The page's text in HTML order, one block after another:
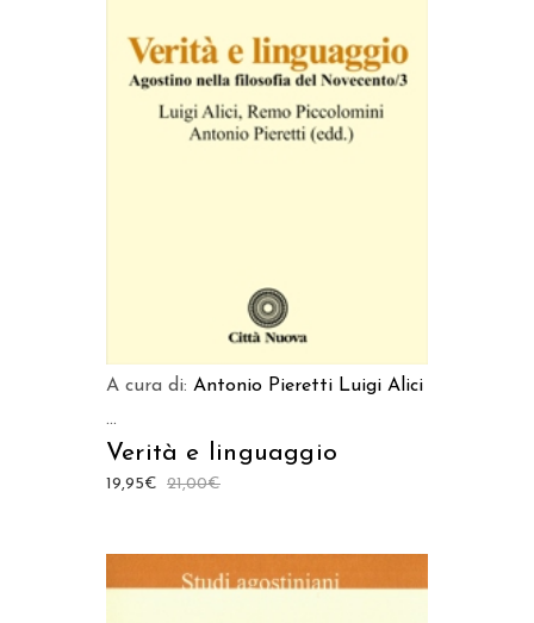
AGGIUNGI AL CARRELLO
A cura di: Antonio Pieretti Luigi Alici
...
Verità e linguaggio
21,00€
19,95€